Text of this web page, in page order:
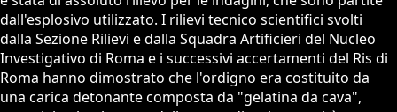
dall'esplosivo utilizzato. I rilievi tecnico scientifici svolti
dalla Sezione Rilievi e dalla Squadra Artificieri del Nucleo
Investigativo di Roma e i successivi accertamenti del Ris di
Roma hanno dimostrato che l'ordigno era costituito da
una carica detonante composta da "gelatina da cava",